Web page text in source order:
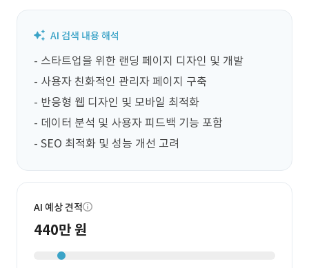
- 스타트업을 위한 랜딩 페이지 디자인 및 개발
- 사용자 친화적인 관리자 페이지 구축
- 반응형 웹 디자인 및 모바일 최적화
- 데이터 분석 및 사용자 피드백 기능 포함
- SEO 최적화 및 성능 개선 고려
AI 예상 견적
440만 원